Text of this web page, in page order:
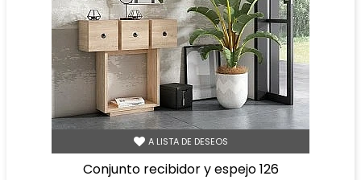
A LISTA DE DESEOS
conjunto recibidor y espejo 126